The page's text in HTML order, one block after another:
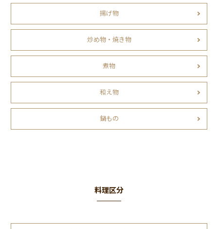
揚げ物
炒め物・焼き物
煮物
和え物
鍋もの
料理区分